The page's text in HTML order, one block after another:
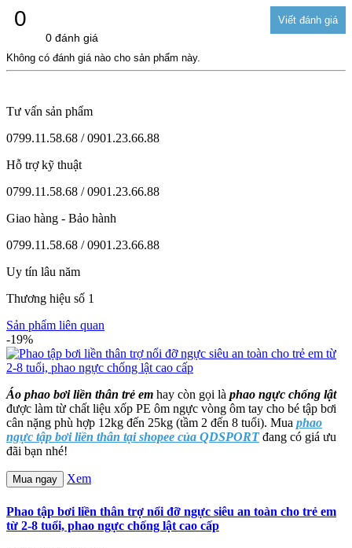
0
0 đánh giá
Không có đánh giá nào cho sản phẩm này.
Tư vấn sản phẩm
0799.11.58.68 / 0901.23.66.88
Hỗ trợ kỹ thuật
0799.11.58.68 / 0901.23.66.88
Giao hàng - Bảo hành
0799.11.58.68 / 0901.23.66.88
Uy tín lâu năm
Thương hiệu số 1
Sản phẩm liên quan
-19%
Áo phao bơi liền thân trẻ em hay còn gọi là phao ngực chống lật
được làm từ chất liệu xốp PE ôm ngực vòng ôm tay cho bé tập bơi
cân nặng phù hợp 12kg đến 25kg (tầm 2 đến 8 tuổi). Mua phao
ngực tập bơi liền thân tại shopee của QDSPORTđang có giá ưu
đãi bạn nhé!
Mua ngay Xem
Phao tập bơi liền thân trợ nổi đỡ ngực siêu an toàn cho trẻ em
từ 2-8 tuổi, phao ngực chống lật cao cấp